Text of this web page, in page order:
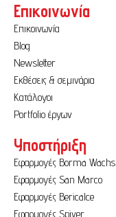
Επικοινωνία
Επικοινωνία
Blog
Newsletter
Εκθέσεις & σεμινάρια
Κατάλογοι
Portfolio έργων
Υποστήριξη
Εφαρμογές Borma Wachs
Εφαρμογές San Marco
Εφαρμογές Bericalce
Εφαρμογές Spiver